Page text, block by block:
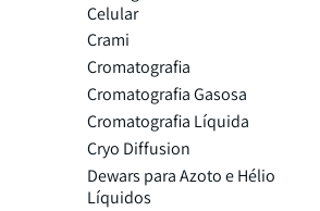
Celular
Crami
Cromatografia
Cromatografia Gasosa
Cromatografia Líquida
Cryo Diffusion
Dewars para Azoto e Hélio
Líquidos